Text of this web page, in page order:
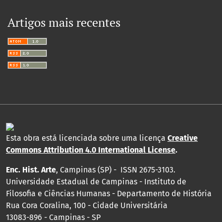
Artigos mais recentes
Esta obra está licenciada sobre uma licença Creative
Commons Attribution 4.0 International License.
Enc. Hist. Arte, Campinas (SP) - ISSN 2675-3103.
Universidade Estadual de Campinas - Instituto de
Filosofia e Ciências Humanas - Departamento de História
Rua Cora Coralina, 100 - Cidade Universitária
13083-896 - Campinas - SP